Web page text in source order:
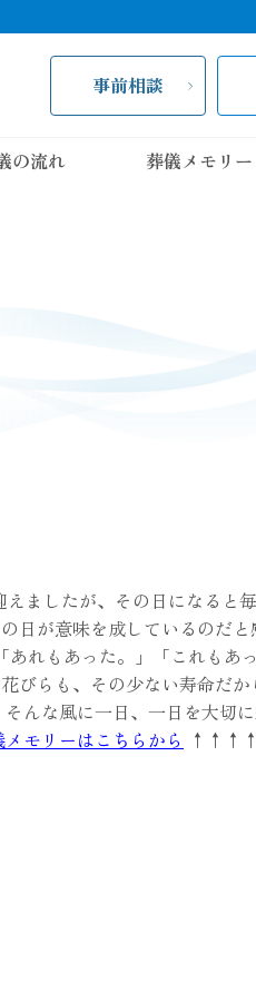
事前相談
の流れ 葬儀メモリー
ましたが、その日になると
日が意味を成しているのだ
れもあった。」「これもあ
びらも、その少ない寿命だ
そんな風に一日、一日を大切
モリーはこちらから